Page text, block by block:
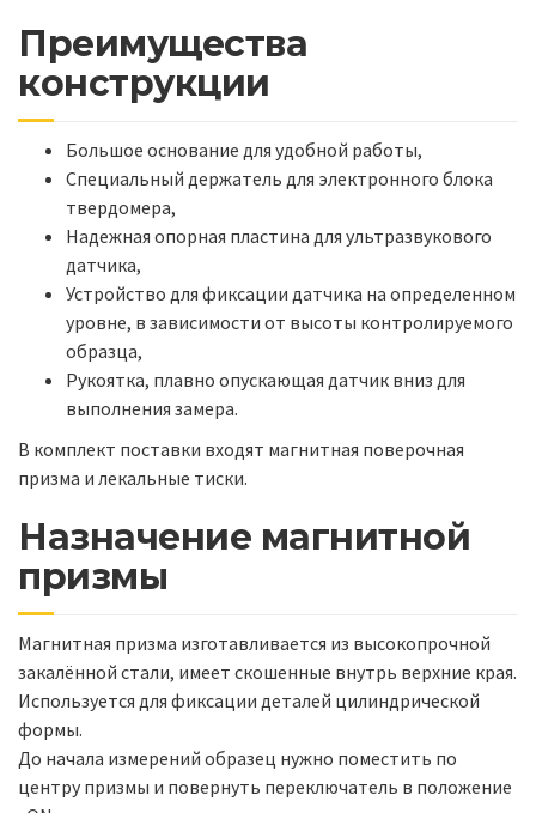
Преимущества
конструкции
Большое основание для удобной работы,
Специальный держатель для электронного блока
твердомера,
Надежная опорная пластина для ультразвукового
датчика,
Устройство для фиксации датчика на определенном
уровне, в зависимости от высоты контролируемого
образца,
Рукоятка, плавно опускающая датчик вниз для
выполнения замера.
В комплект поставки входят магнитная поверочная
призма и лекальные тиски.
Назначение магнитной
призмы
Магнитная призма изготавливается из высокопрочной
закалённой стали, имеет скошенные внутрь верхние края.
Используется для фиксации деталей цилиндрической
формы.
До начала измерений образец нужно поместить по
центру призмы и повернуть переключатель в положение